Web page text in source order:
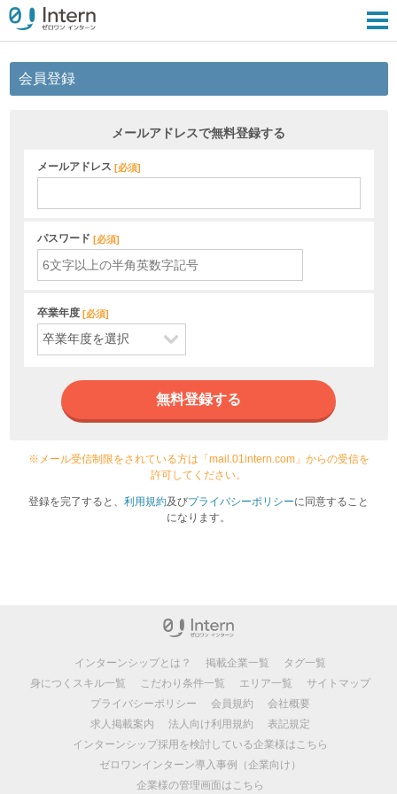
会員登録
メールアドレスで無料登録する
メールアドレス [必須]
パスワード [必須]
卒業年度 [必須]
無料登録する
※メール受信制限をされている方は「mail.01intern.com」からの受信を
許可してください。
登録を完了すると、 利用規約及びプライバシーポリシーに同意すること
になります。
インターンシップとは？ 掲載企業一覧
タグ一覧
身につくスキル一覧
こだわり条件一覧 エリア一覧
サイトマップ
プライバシーポリシー
会員規約
会社概要
求人掲載案内
法人向け利用規約
表記規定
インターンシップ採用を検討している企業様はこちら
ゼロワンインターン導入事例（企業向け）
企業様の管理画面はこちら